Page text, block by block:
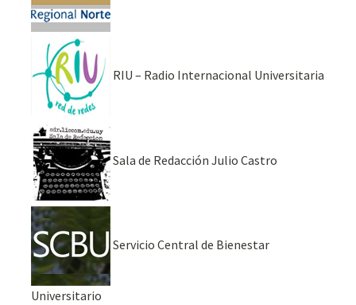
RIU – Radio Internacional Universitaria
Sala de Redacción Julio Castro
Servicio Central de Bienestar
Universitario